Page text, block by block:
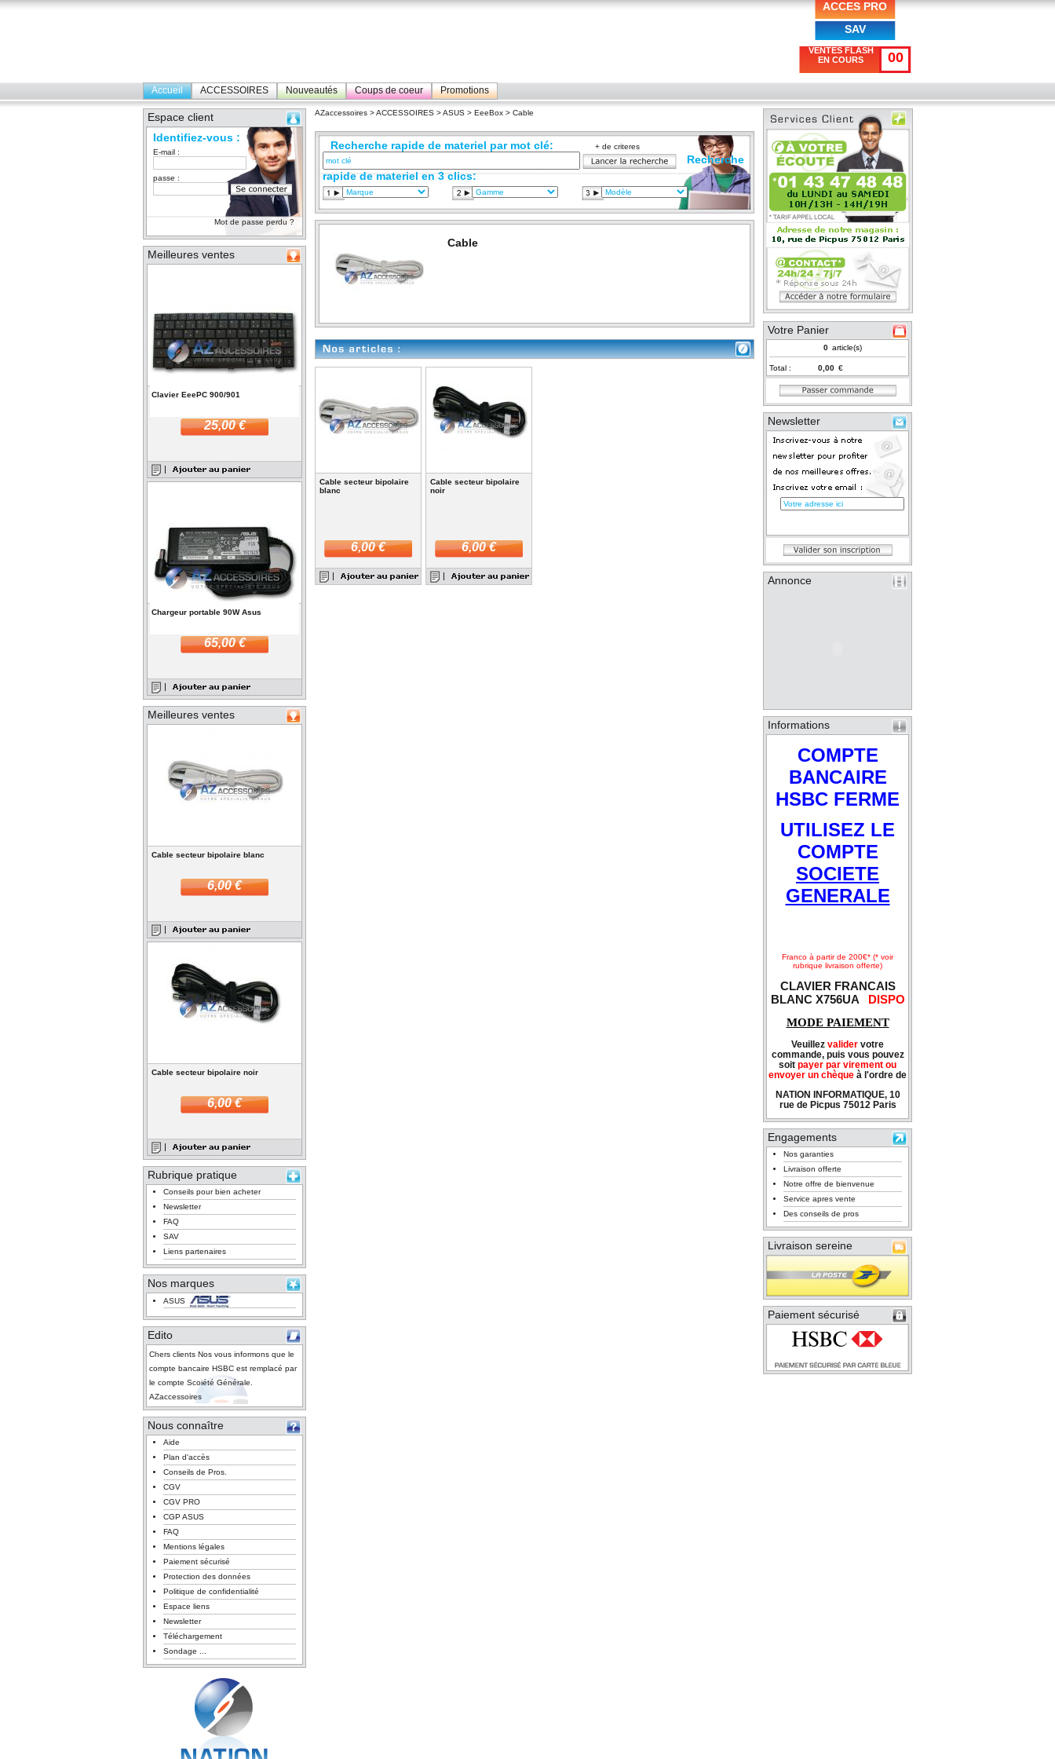
ACCES PRO
SAV
VENTES FLASH
EN COURS
00
Accueil ACCESSOIRES Nouveautés Coups de coeur Promotions
Espace client
Identifiez-vous :
E-mail :
passe :
Mot de passe perdu ?
Meilleures ventes
Clavier EeePC 900/901
25,00 €
Chargeur portable 90W Asus
65,00 €
Meilleures ventes
Cable secteur bipolaire blanc
6,00 €
Cable secteur bipolaire noir
6,00 €
Rubrique pratique
Conseils pour bien acheter
Newsletter
FAQ
SAV
Liens partenaires
Nos marques
ASUS
Edito
Chers clients Nos vous informons que le
compte bancaire HSBC est remplacé par
le compte Scoiété Générale.
AZaccessoires
Nous connaître
Aide
Plan d'accès
Conseils de Pros.
CGV
CGV PRO
CGP ASUS
FAQ
Mentions légales
Paiement sécurisé
Protection des données
Politique de confidentialité
Espace liens
Newsletter
Téléchargement
Sondage ...
AZaccessoires >ACCESSOIRES >ASUS > EeeBox > Cable
Recherche rapide de materiel par mot clé: + de criteres
Recherche
rapide de materiel en 3 clics:
Cable
Cable secteur bipolaire
blanc
6,00 €
Cable secteur bipolaire
noir
6,00 €
Votre Panier
article(s)
Total : €
Newsletter
Annonce
Informations
COMPTE
BANCAIRE
HSBC FERME
UTILISEZ LE
COMPTE
SOCIETE
GENERALE
Franco à partir de 200€* (* voir
rubrique livraison offerte)
CLAVIER FRANCAIS
BLANC X756UA DISPO
MODE PAIEMENT
Veuillez valider votre
commande, puis vous pouvez
soit payer par virement ou
envoyer un chèque à l'ordre de
NATION INFORMATIQUE, 10
rue de Picpus 75012 Paris
Engagements
Nos garanties
Livraison offerte
Notre offre de bienvenue
Service apres vente
Des conseils de pros
Livraison sereine
Paiement sécurisé